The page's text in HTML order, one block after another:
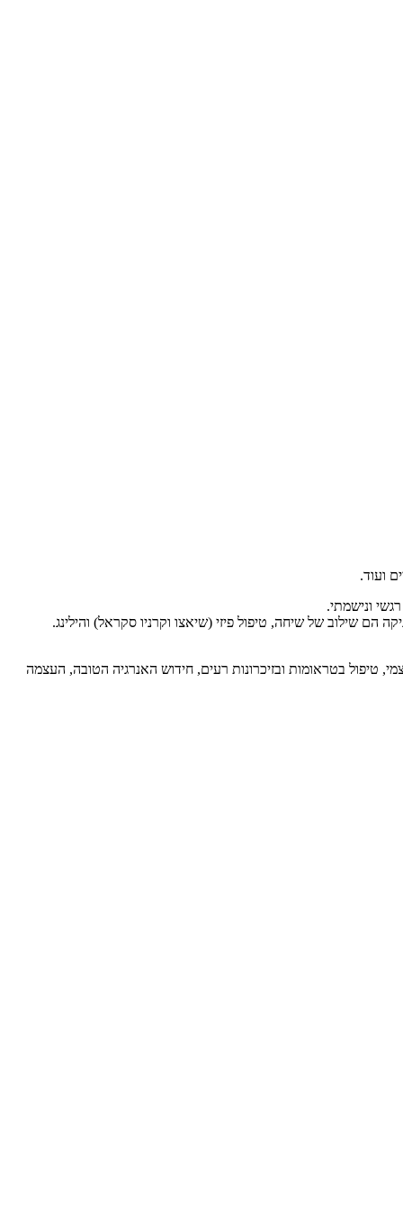
ועוד.
ונישמתי.
בקליניקה הם שילוב של שיחה, טיפול פיזי (שיאצו וקרניו סקראל) והילינג.
טיפול בטראומות ובזיכרונות רעים, חידוש האנרגיה הטובה, העצמה